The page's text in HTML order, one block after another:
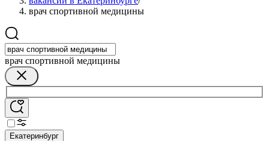
врач спортивной медицины
врач спортивной медицины
Екатеринбург